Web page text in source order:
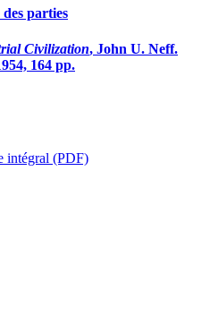
parties
Civilization, John U. Neff.
164 pp.
intégral (PDF)